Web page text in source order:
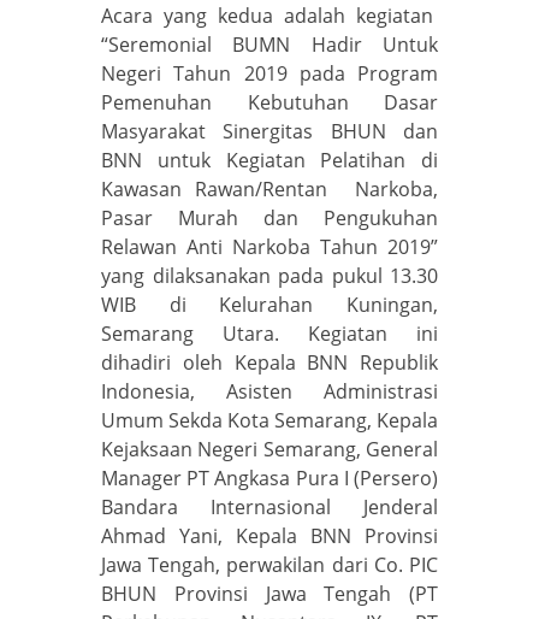
Acara yang kedua adalah kegiatan
“Seremonial BUMN Hadir Untuk
Negeri Tahun 2019 pada Program
Pemenuhan Kebutuhan Dasar
Masyarakat Sinergitas BHUN dan
BNN untuk Kegiatan Pelatihan di
Kawasan Rawan/Rentan Narkoba,
Pasar Murah dan Pengukuhan
Relawan Anti Narkoba Tahun 2019”
yang dilaksanakan pada pukul 13.30
WIB di Kelurahan Kuningan,
Semarang Utara. Kegiatan ini
dihadiri oleh Kepala BNN Republik
Indonesia, Asisten Administrasi
Umum Sekda Kota Semarang, Kepala
Kejaksaan Negeri Semarang, General
Manager PT Angkasa Pura I (Persero)
Bandara Internasional Jenderal
Ahmad Yani, Kepala BNN Provinsi
Jawa Tengah, perwakilan dari Co. PIC
BHUN Provinsi Jawa Tengah (PT